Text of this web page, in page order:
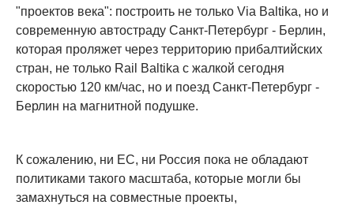
"проектов века": построить не только Via Baltika, но и
современную автостраду Санкт-Петербург - Берлин,
которая проляжет через территорию прибалтийских
стран, не только Rail Baltika с жалкой сегодня
скоростью 120 км/час, но и поезд Санкт-Петербург -
Берлин на магнитной подушке.
К сожалению, ни ЕС, ни Россия пока не обладают
политиками такого масштаба, которые могли бы
замахнуться на совместные проекты,